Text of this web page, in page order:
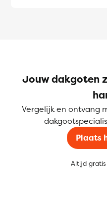
Jouw dakgoten
Vergelijk en ontvang
Plaats
Altijd